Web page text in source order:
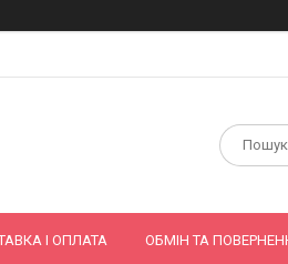
І ОПЛАТА ОБМІН ТА